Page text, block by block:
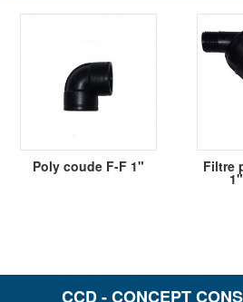
Poly coude F-F 1" Filtre
CCD - CONCEPT